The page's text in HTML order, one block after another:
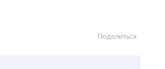
Поделиться